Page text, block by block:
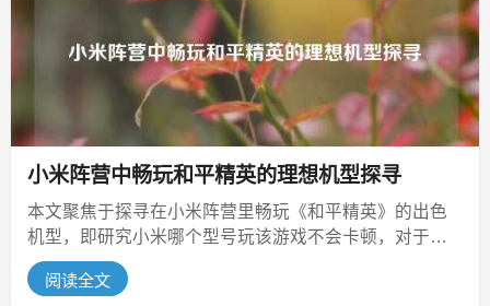
小米阵营中畅玩和平精英的理想机型探寻
本文聚焦于探寻在小米阵营里畅玩《和平精英》的出色
机型，即研究小米哪个型号玩该游戏不会卡顿，对于众
多喜爱玩《和平精英》的小米用户而...
阅读全文